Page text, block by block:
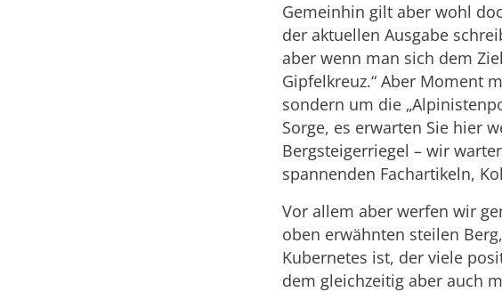
Gemeinhin gilt aber wohl
der aktuellen Ausgabe
aber wenn man sich dem
Gipfelkreuz.“ Aber Moment
sondern um die
Sorge, es erwarten Sie hier
Bergsteigerriegel – wir
spannenden Fachartikeln,
Vor allem aber werfen wir
oben erwähnten steilen
Kubernetes ist, der viele
dem gleichzeitig aber auch